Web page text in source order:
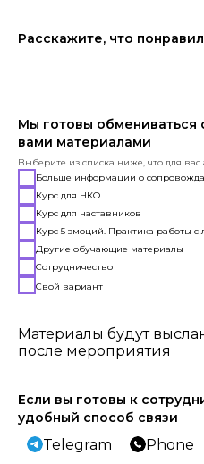
Расскажите, что
Мы готовы обмениваться
вами материалами
Выберите из списка ниже, что для вас
Больше информации о
Курс для НКО
Курс для наставников
Курс 5 эмоций. Практика работы
Другие обучающие материалы
Сотрудничество
Свой вариант
Материалы будут
после мероприятия
Если вы готовы к
удобный способ связи
Telegram Phone